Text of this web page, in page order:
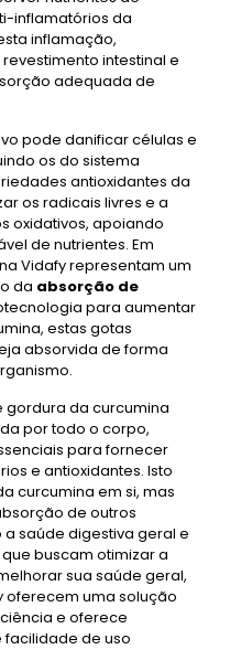
inflamatórios da
inflamação,
intestinal e
adequada de
pode danificar células e
os do sistema
antioxidantes da
os radicais livres e a
oxidativos, apoiando
de nutrientes. Em
Vidafy representam um
da absorção de
para aumentar
estas gotas
absorvida de forma
gordura da curcumina
por todo o corpo,
para fornecer
e antioxidantes. Isto
curcumina em si, mas
de outros
saúde digestiva geral e
buscam otimizar a
sua saúde geral,
oferecem uma solução
e oferece
de uso